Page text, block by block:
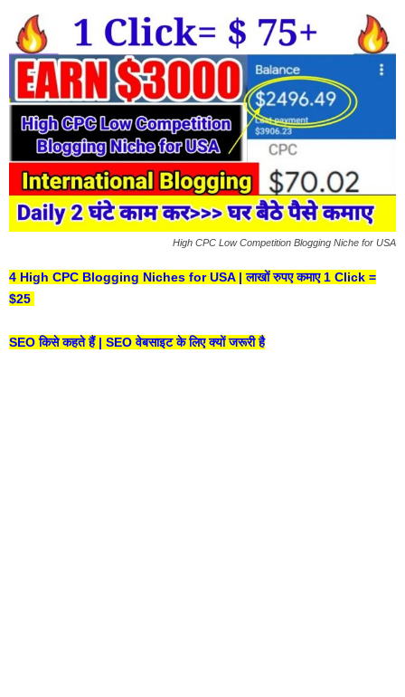
High CPC Low Competition Blogging Niche for USA
4 High CPC Blogging Niches for USA | लाखों रुपए कमाए 1 Click =
$25
SEO किसे कहते हैं | SEO वेबसाइट के लिए क्यों जरूरी है